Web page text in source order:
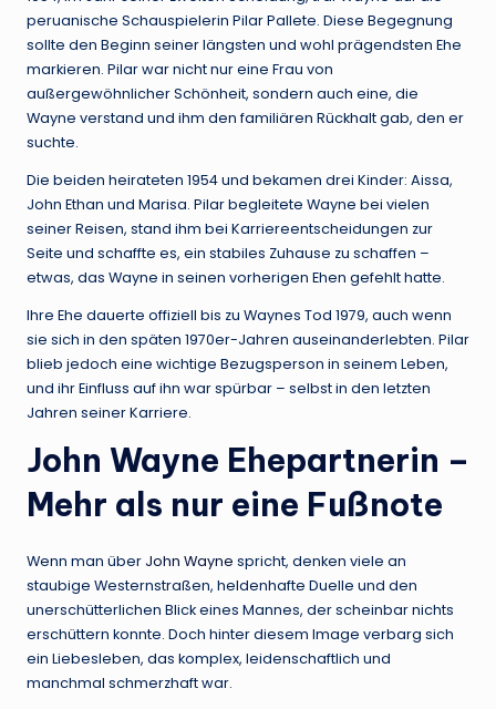
peruanische Schauspielerin Pilar Pallete. Diese Begegnung
sollte den Beginn seiner längsten und wohl prägendsten Ehe
markieren. Pilar war nicht nur eine Frau von
außergewöhnlicher Schönheit, sondern auch eine, die
Wayne verstand und ihm den familiären Rückhalt gab, den er
suchte.
Die beiden heirateten 1954 und bekamen drei Kinder: Aissa,
John Ethan und Marisa. Pilar begleitete Wayne bei vielen
seiner Reisen, stand ihm bei Karriereentscheidungen zur
Seite und schaffte es, ein stabiles Zuhause zu schaffen –
etwas, das Wayne in seinen vorherigen Ehen gefehlt hatte.
Ihre Ehe dauerte offiziell bis zu Waynes Tod 1979, auch wenn
sie sich in den späten 1970er-Jahren auseinanderlebten. Pilar
blieb jedoch eine wichtige Bezugsperson in seinem Leben,
und ihr Einfluss auf ihn war spürbar – selbst in den letzten
Jahren seiner Karriere.
John Wayne Ehepartnerin –
Mehr als nur eine Fußnote
Wenn man über John Wayne spricht, denken viele an
staubige Westernstraßen, heldenhafte Duelle und den
unerschütterlichen Blick eines Mannes, der scheinbar nichts
erschüttern konnte. Doch hinter diesem Image verbarg sich
ein Liebesleben, das komplex, leidenschaftlich und
manchmal schmerzhaft war.